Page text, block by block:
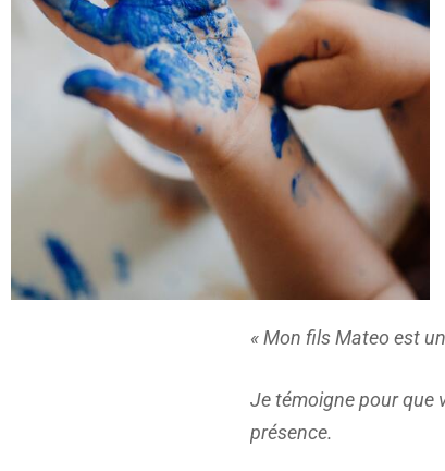
« Mon fils Mateo est
Je témoigne pour que
présence.